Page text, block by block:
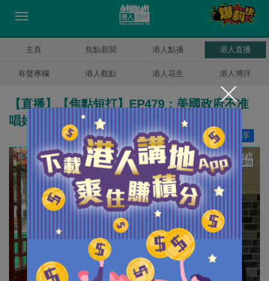
主頁 焦點新聞 港人點播 港人直播
有聲專欄 港人觀點 港人花生 港人博評
【直播】【焦點短打】EP479：美國政府不准
唱好中國 美網紅郭杰瑞遭有計劃抹黑
分享
讚好 21